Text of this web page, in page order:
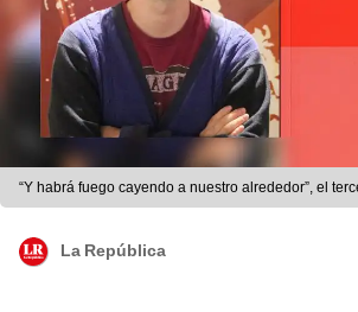
“Y habrá fuego cayendo a nuestro alrededor”, el
La República